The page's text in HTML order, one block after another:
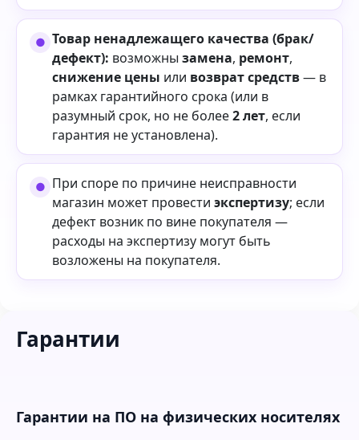
Товар ненадлежащего качества (брак/
дефект): возможны замена, ремонт,
снижение цены или возврат средств— в
рамках гарантийного срока (или в
разумный срок, но не более2 лет, если
гарантия не установлена).
При споре по причине неисправности
магазин может провести экспертизу; если
дефект возник по вине покупателя —
расходы на экспертизу могут быть
возложены на покупателя.
Гарантии
Гарантии на ПО на физических носителях